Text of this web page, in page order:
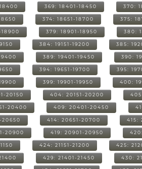
369: 18401-18450 370:
374: 18651-18700 375:
379: 18901-18950 380:
384: 19151-19200 385:
389: 19401-19450 390:
394: 19651-19700 395:
399: 19901-19950 400:
20150 404: 20151-20200
20400 409: 20401-20450
20650 414: 20651-20700 415:
20900 419: 20901-20950
424: 21151-21200 425:
429: 21401-21450 430: